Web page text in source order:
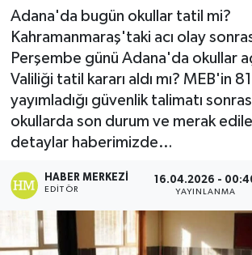
Adana'da bugün okullar tatil mi?
Kahramanmaraş'taki acı olay
Perşembe günü Adana'da okullar
Valiliği tatil kararı aldı mı? MEB'in
yayımladığı güvenlik talimatı
okullarda son durum ve merak
detaylar haberimizde…
HABER MERKEZI
EDITÖR
16.04.2026 -
YAYINLANMA
Burhaniye
ÇEVRE
DÜNYA
Dursunbey
Edremit
EĞİTİM
Son Dakika Haberleri
Haber Arşivi